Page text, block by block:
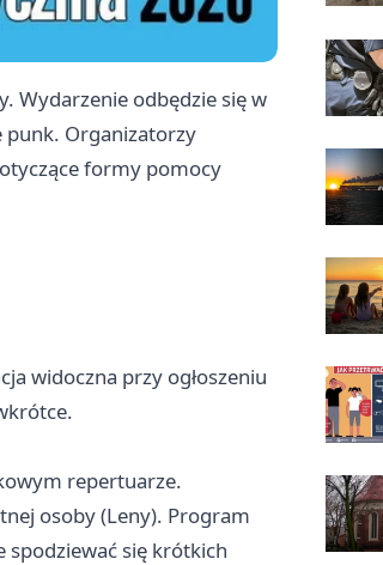
Wydarzenie odbędzie się w
punk. Organizatorzy
formy pomocy
widoczna przy ogłoszeniu
repertuarze.
osoby (Leny). Program
spodziewać się krótkich